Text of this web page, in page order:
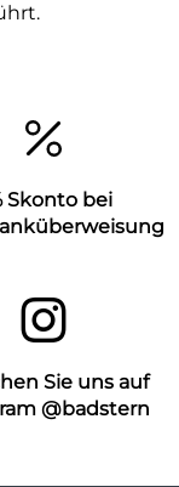
Skonto bei
Sie uns auf
@badstern